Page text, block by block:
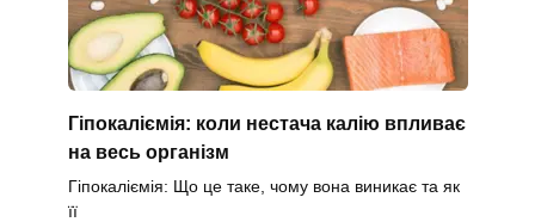
Гіпокаліємія: коли нестача калію впливає
на весь організм
Гіпокаліємія: Що це таке, чому вона виникає та як
її